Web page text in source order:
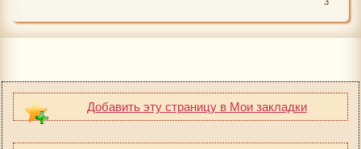
Добавить эту страницу в Мои закладки